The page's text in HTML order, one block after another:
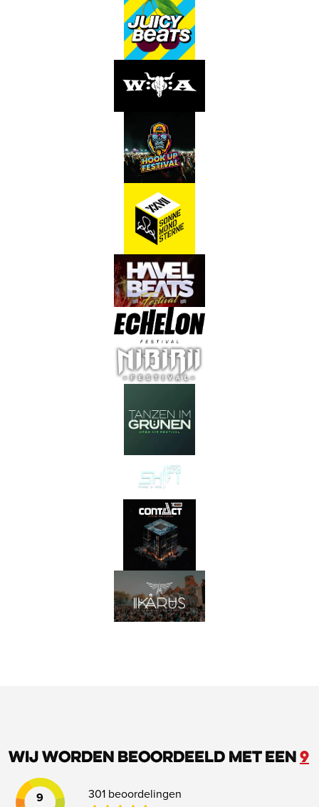
Wij worden beoordeeld met een 9
9 301 beoordelingen